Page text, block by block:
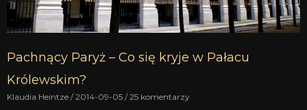
Pachnący Paryż – Co się kryje w Pałacu
Królewskim?
Klaudia Heintze 2014-09-05 25 komentarzy